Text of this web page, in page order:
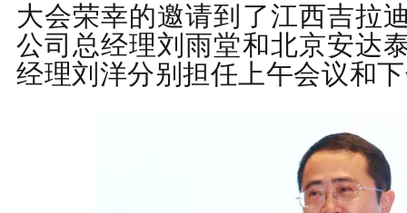
大会荣幸的邀请到了江西吉拉
公司总经理刘雨堂和北京安达
经理刘洋分别担任上午会议和